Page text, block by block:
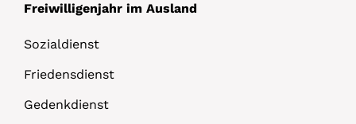
Freiwilligenjahr im Ausland
Sozialdienst
Friedensdienst
Gedenkdienst